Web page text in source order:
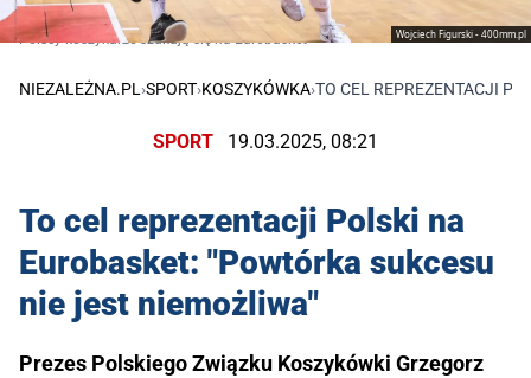
Wojciech Figurski - 400mm.pl
Polscy koszykarze szukują się na Eurobasket
NIEZALEŻNA.PL ›SPORT›KOSZYKÓWKA›TO CEL REPREZENTACJI
SPORT 19.03.2025, 08:21
To cel reprezentacji Polski na
Eurobasket: "Powtórka sukcesu
nie jest niemożliwa"
Prezes Polskiego Związku Koszykówki Grzegorz